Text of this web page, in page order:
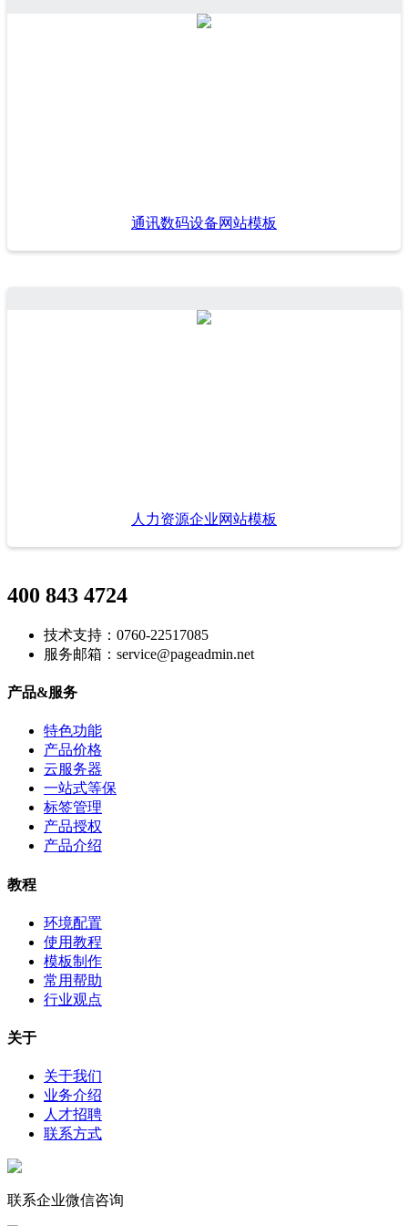
通讯数码设备网站模板
人力资源企业网站模板
400 843 4724
技术支持：0760-22517085
服务邮箱：service@pageadmin.net
产品&服务
特色功能
产品价格
云服务器
一站式等保
标签管理
产品授权
产品介绍
教程
环境配置
使用教程
模板制作
常用帮助
行业观点
关于
关于我们
业务介绍
人才招聘
联系方式
联系企业微信咨询